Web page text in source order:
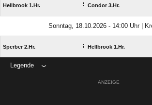
Hellbrook 1.Hr. : Condor 3.Hr.
Sonntag, 18.10.2026 - 14:00 Uhr |
Sperber 2.Hr. : Hellbrook 1.Hr.
Legende
ANZEIGE